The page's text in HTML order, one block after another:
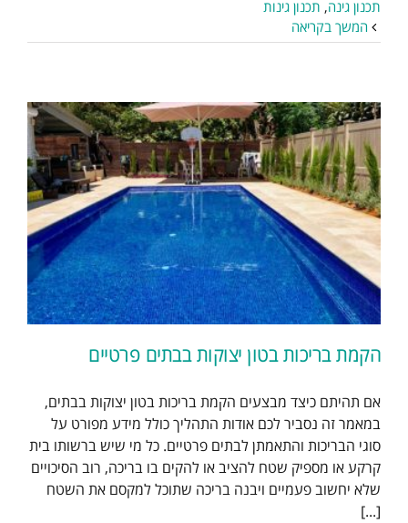
תכנון גינה, תכנון גינות
המשך בקריאה
הקמת בריכות בטון יצוקות בבתים פרטיים
אם תהיתם כיצד מבצעים הקמת בריכות בטון יצוקות בבתים,
במאמר זה נסביר לכם אודות התהליך כולל מידע מפורט על
סוגי הבריכות והתאמתן לבתים פרטיים. כל מי שיש ברשותו בית
קרקע או מספיק שטח להציב או להקים בו בריכה, רוב הסיכויים
שלא יחשוב פעמיים ויבנה בריכה שתוכל למקסם את השטח
[...]